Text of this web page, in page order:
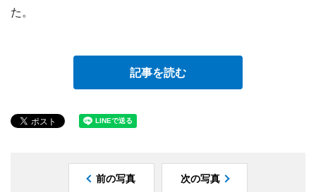
た。
記事を読む
前の写真 次の写真